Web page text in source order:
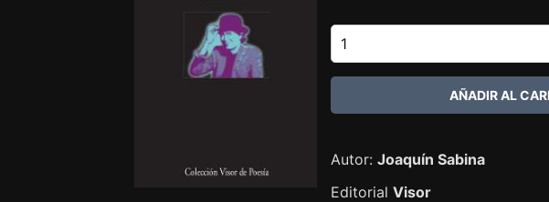
Autor: Joaquín Sabina
Editorial Visor